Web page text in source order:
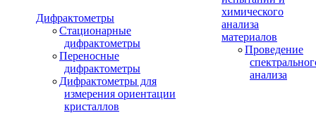
Дифрактометры
Стационарные
дифрактометры
Переносные
дифрактометры
Дифрактометры для
измерения ориентации
кристаллов
химического
анализа
материалов
Проведение
анализа